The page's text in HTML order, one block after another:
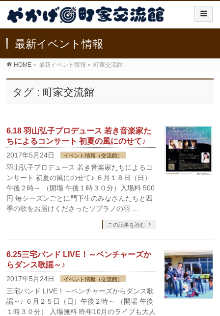
最新イベント情報
HOME » 最新イベント情報 » 町家交流館
タグ : 町家交流館
6.18 羽山弘子プロデュース 若き音楽家た
ちによるコンサート 初夏の風にのせて♪
2017年5月24日 イベント情報（交流館）
羽山弘子プロデュース 若き音楽家たちによるコ
ンサート 初夏の風にのせて♪ ６月１８日（日）
午後２時～ （開場 午後１時３０分）入場料 500
円 毎シーズンごとに門下生のみなさんたちと四
季の歌をお届けくださったソプラノの羽 …
この記事を読む
6.25三宅バンド LIVE！～ベンチャーズか
らダンス歌謡～♪
2017年5月24日 イベント情報（交流館）
三宅バンド LIVE！～ベンチャーズからダンス歌
謡～♪ ６月２５日（日）午後２時～ （開場 午後
１時３０分） 入場無料 昨年10月のライブも大人